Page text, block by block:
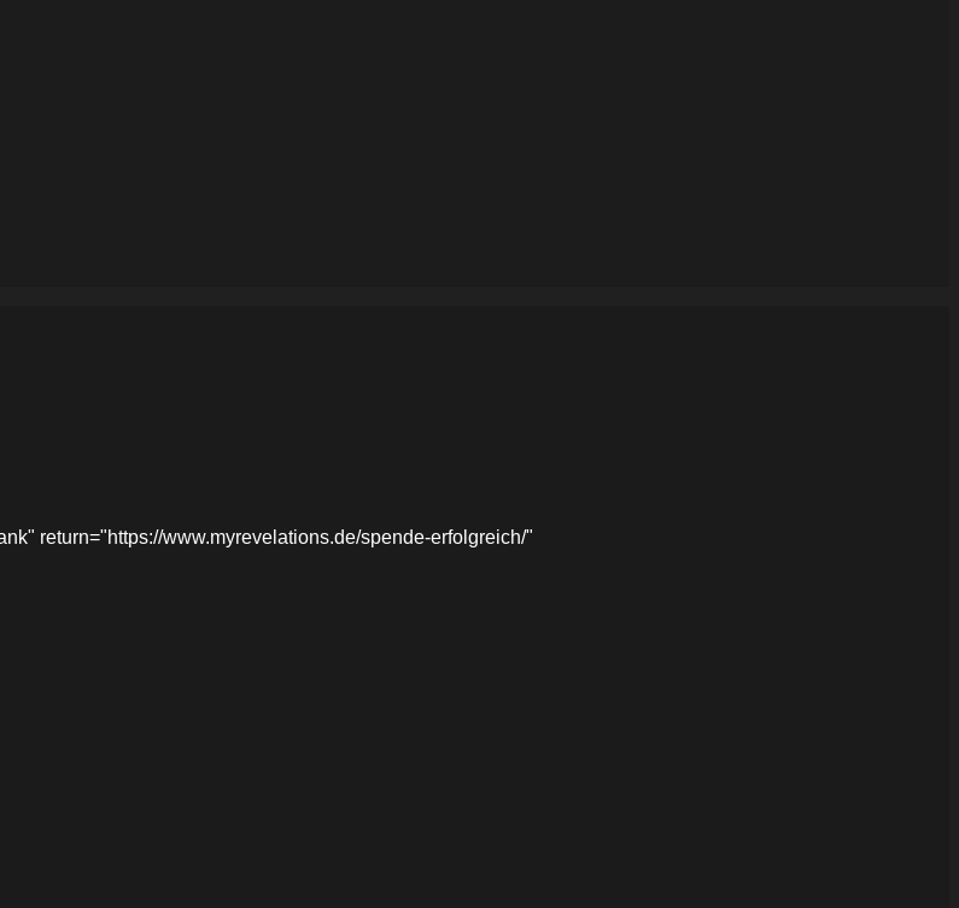
return="https://www.myrevelations.de/spende-erfolgreich/"